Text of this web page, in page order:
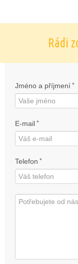
Rádi
Jméno a příjmení *
E-mail *
Telefon *